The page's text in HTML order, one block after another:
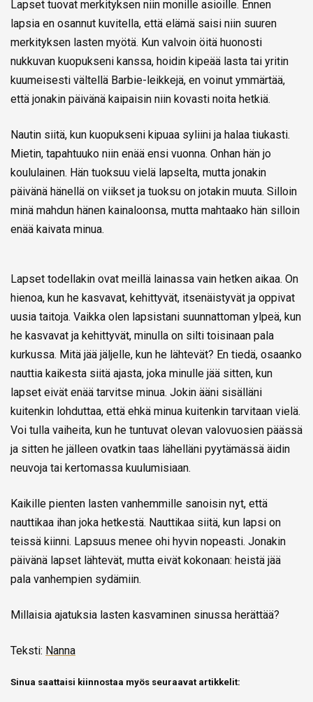
Lapset tuovat merkityksen niin monille asioille. Ennen
lapsia en osannut kuvitella, että elämä saisi niin suuren
merkityksen lasten myötä. Kun valvoin öitä huonosti
nukkuvan kuopukseni kanssa, hoidin kipeää lasta tai yritin
kuumeisesti vältellä Barbie-leikkejä, en voinut ymmärtää,
että jonakin päivänä kaipaisin niin kovasti noita hetkiä.
Nautin siitä, kun kuopukseni kipuaa syliini ja halaa tiukasti.
Mietin, tapahtuuko niin enää ensi vuonna. Onhan hän jo
koululainen. Hän tuoksuu vielä lapselta, mutta jonakin
päivänä hänellä on viikset ja tuoksu on jotakin muuta. Silloin
minä mahdun hänen kainaloonsa, mutta mahtaako hän silloin
enää kaivata minua.
Lapset todellakin ovat meillä lainassa vain hetken aikaa. On
hienoa, kun he kasvavat, kehittyvät, itsenäistyvät ja oppivat
uusia taitoja. Vaikka olen lapsistani suunnattoman ylpeä, kun
he kasvavat ja kehittyvät, minulla on silti toisinaan pala
kurkussa. Mitä jää jäljelle, kun he lähtevät? En tiedä, osaanko
nauttia kaikesta siitä ajasta, joka minulle jää sitten, kun
lapset eivät enää tarvitse minua. Jokin ääni sisälläni
kuitenkin lohduttaa, että ehkä minua kuitenkin tarvitaan vielä.
Voi tulla vaiheita, kun he tuntuvat olevan valovuosien päässä
ja sitten he jälleen ovatkin taas lähelläni pyytämässä äidin
neuvoja tai kertomassa kuulumisiaan.
Kaikille pienten lasten vanhemmille sanoisin nyt, että
nauttikaa ihan joka hetkestä. Nauttikaa siitä, kun lapsi on
teissä kiinni. Lapsuus menee ohi hyvin nopeasti. Jonakin
päivänä lapset lähtevät, mutta eivät kokonaan: heistä jää
pala vanhempien sydämiin.
Millaisia ajatuksia lasten kasvaminen sinussa herättää?
Teksti: Nanna
Sinua saattaisi kiinnostaa myös seuraavat artikkelit: